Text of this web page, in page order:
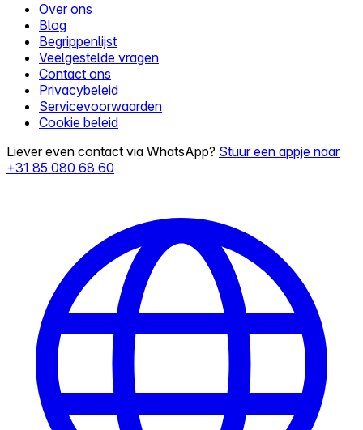
Over ons
Blog
Begrippenlijst
Veelgestelde vragen
Contact ons
Privacybeleid
Servicevoorwaarden
Cookie beleid
Liever even contact via WhatsApp? Stuur een appje naar
+31 85 080 68 60